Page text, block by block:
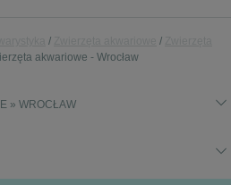
akwariowe - Wrocław
» WROCŁAW